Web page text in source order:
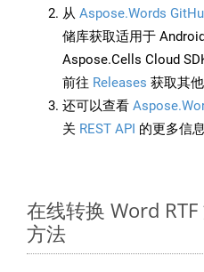
从 Aspose.Words
储库获取适用于
Aspose.Cells Cloud
前往 Releases 获取其他
还可以查看
关 REST API 的更多信息
在线转换 Word
方法